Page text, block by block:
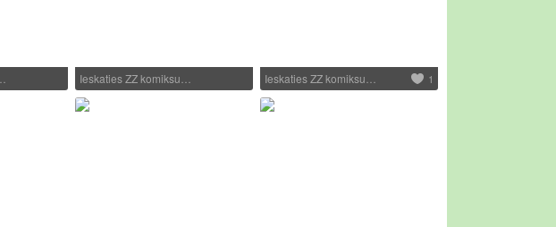
Ieskaties ZZ komiksu… Ieskaties ZZ komiksu… 1